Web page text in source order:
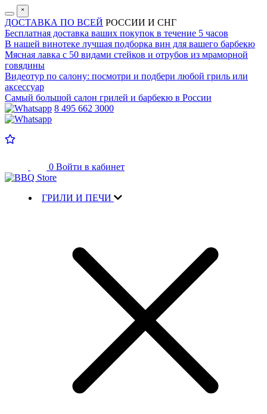
˟
ДОСТАВКА ПО ВСЕЙ РОССИИ И СНГ
Бесплатная доставка ваших покупок в течение 5 часов
В нашей винотеке лучшая подборка вин для вашего барбекю
Мясная лавка с 50 видами стейков и отрубов из мраморной
говядины
Видеотур по салону: посмотри и подбери любой гриль или
аксессуар
Самый большой салон грилей и барбекю в России
8 495 662 3000
0 Войти в кабинет
ГРИЛИ И ПЕЧИ